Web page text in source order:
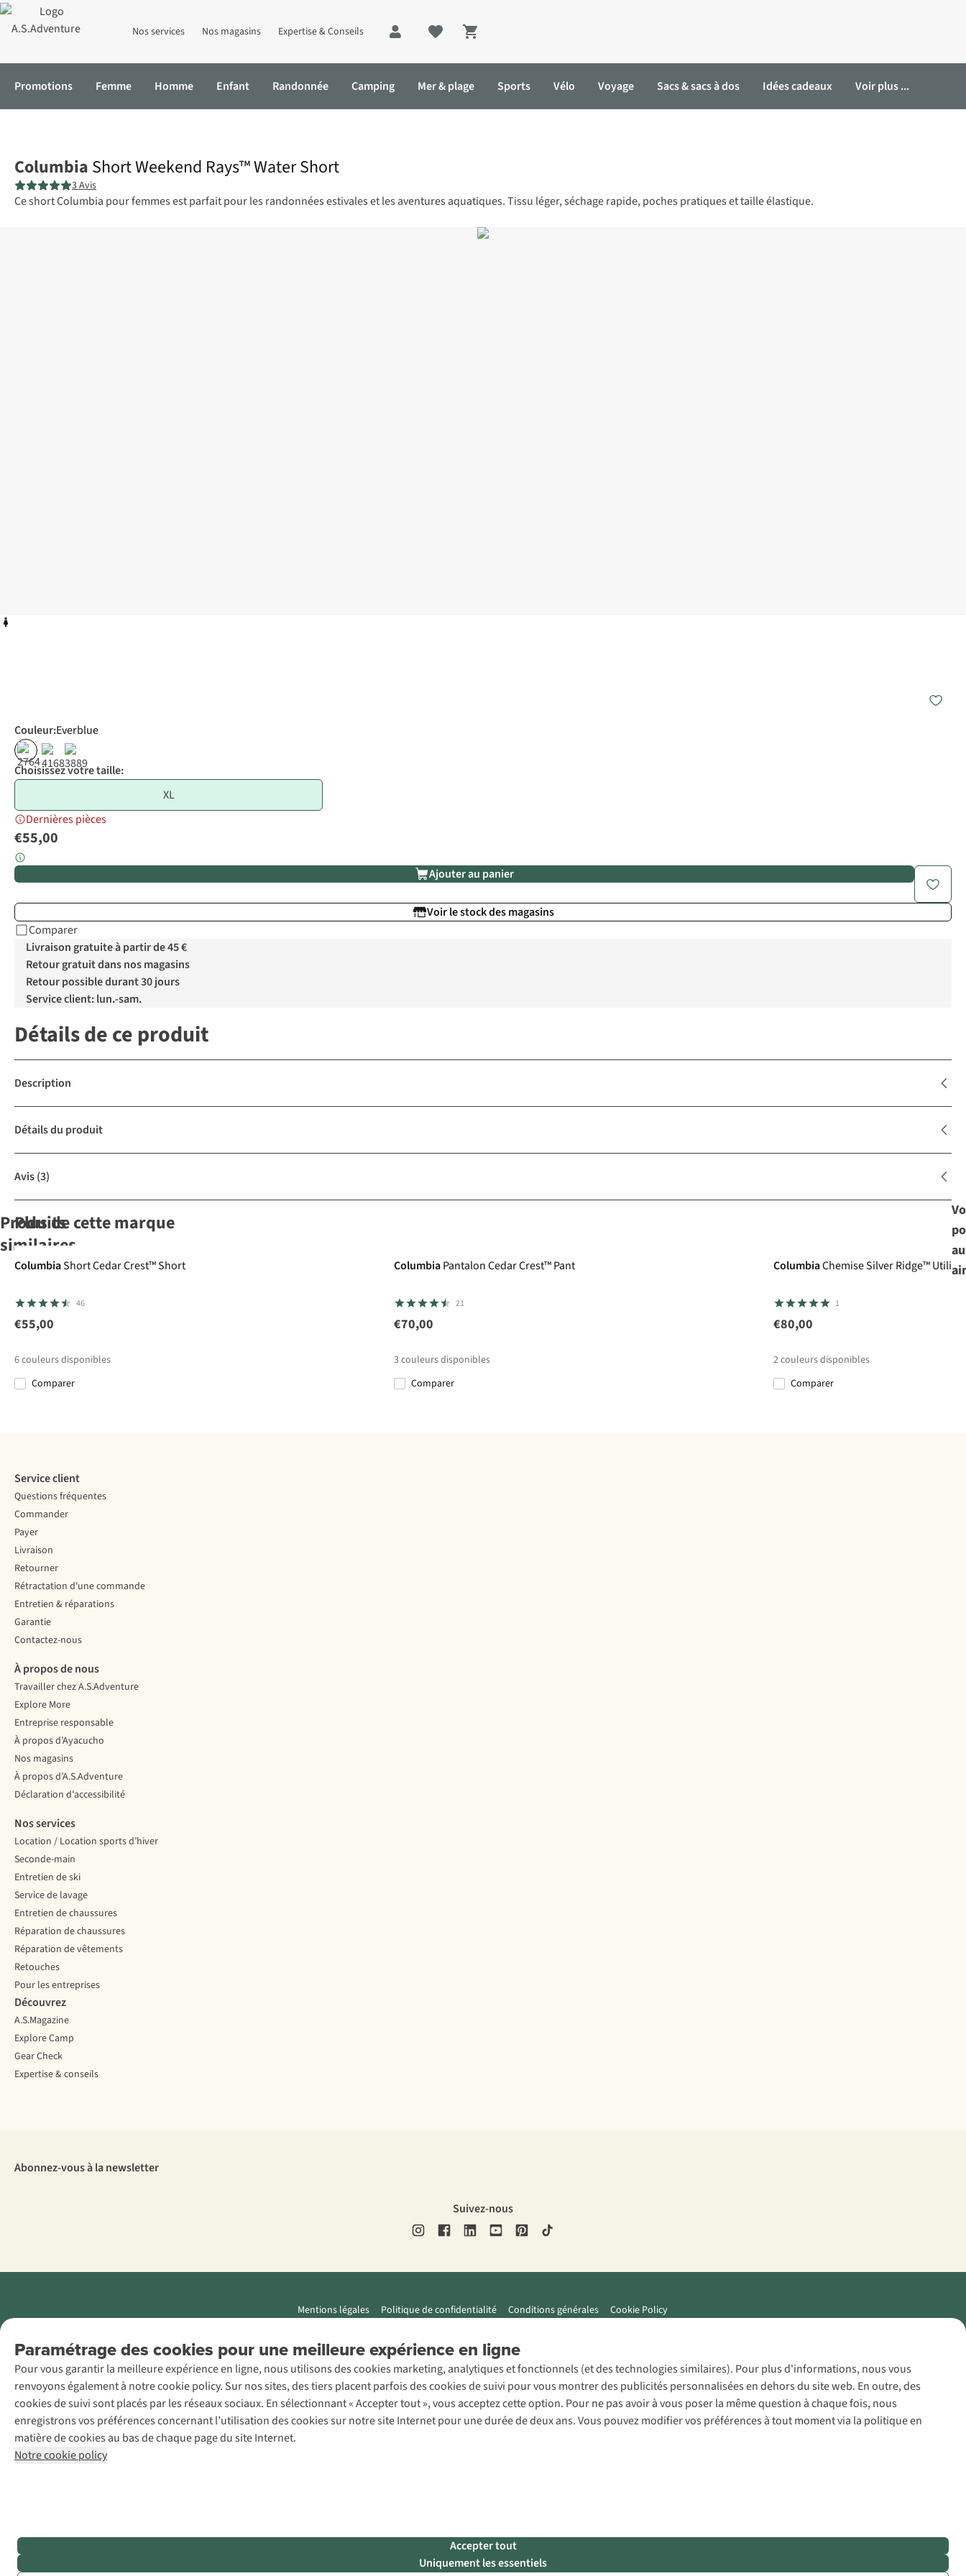
Nos services Nos magasins Expertise & Conseils
Shopping cart
Promotions Femme Homme Enfant Randonnée Camping Mer & plage Sports Vélo Voyage Sacs & sacs à dos Idées cadeaux Voir plus ...
Columbia Short Weekend Rays™ Water Short
3 Avis
Ce short Columbia pour femmes est parfait pour les randonnées estivales et les aventures aquatiques. Tissu léger, séchage rapide, poches pratiques et taille élastique.
Couleur:Everblue
Choisissez votre taille:
XL
Dernières pièces
€55,00
Ajouter au panier
Voir le stock des magasins
Comparer
Livraison gratuite à partir de 45 €
Retour gratuit dans nos magasins
Retour possible durant 30 jours
Service client: lun.-sam.
Détails de ce produit
Description
Détails du produit
Avis(3)
Produits
similaires
Short Hikeout
Shorts W
€55,97
Wolfskin
Short Pico
W
Ghoral Short
€56,00
Wolfskin
Short
Shorts W
Plus de cette marque
ColumbiaShort Cedar Crest™ Short
46
€55,00
6couleurs disponibles
Comparer
ColumbiaPantalon Cedar Crest™ Pant
21
€70,00
3couleurs disponibles
Comparer
ColumbiaChemise Silver Ridge™ Utility
1
€80,00
2couleurs disponibles
Comparer
Paramétrage des cookies pour une meilleure expérience en ligne
Pour vous garantir la meilleure expérience en ligne, nous utilisons des cookies marketing, analytiques et fonctionnels (et des technologies similaires). Pour plus d'informations, nous vous
renvoyons également à notre cookie policy. Sur nos sites, des tiers placent parfois des cookies de suivi pour vous montrer des publicités personnalisées en dehors du site web. En outre, des
cookies de suivi sont placés par les réseaux sociaux. En sélectionnant « Accepter tout », vous acceptez cette option. Pour ne pas avoir à vous poser la même question à chaque fois, nous
enregistrons vos préférences concernant l’utilisation des cookies sur notre site Internet pour une durée de deux ans. Vous pouvez modifier vos préférences à tout moment via la politique en
matière de cookies au bas de chaque page du site Internet.
Notre cookie policy
Accepter tout
Uniquement les essentiels
Service client
Questions fréquentes
Commander
Payer
Livraison
Retourner
Rétractation d'une commande
Entretien & réparations
Garantie
Contactez-nous
À propos de nous
Travailler chez A.S.Adventure
Explore More
Entreprise responsable
À propos d’Ayacucho
Nos magasins
À propos d’A.S.Adventure
Déclaration d'accessibilité
Nos services
Location / Location sports d’hiver
Seconde-main
Entretien de ski
Service de lavage
Entretien de chaussures
Réparation de chaussures
Réparation de vêtements
Retouches
Pour les entreprises
Découvrez
A.S.Magazine
Explore Camp
Gear Check
Expertise & conseils
Abonnez-vous à la newsletter
Suivez-nous
Mentions légales Politique de confidentialité Conditions générales Cookie Policy
AS Adventure
Luxemburg SA,
Boulevard F.W.
Raiffeisen 25, L-
2411
Luxembourg
+32 (0)3 828
30 15